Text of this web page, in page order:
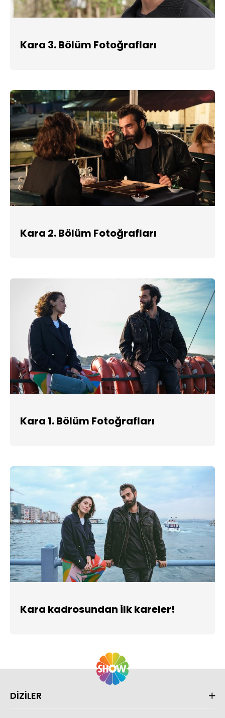
Kara 3. Bölüm Fotoğrafları
Kara 2. Bölüm Fotoğrafları
Kara 1. Bölüm Fotoğrafları
Kara kadrosundan ilk kareler!
DİZİLER